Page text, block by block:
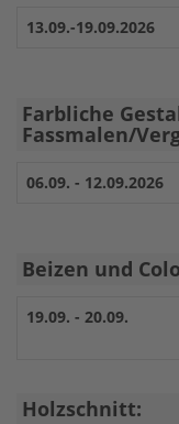
13.09.-19.09.2026
Farbliche
Fassmalen/
06.09. - 12.09.2026
Beizen und
19.09. - 20.09.
Holzschnitt: